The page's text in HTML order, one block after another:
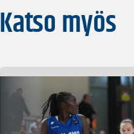
Katso myös